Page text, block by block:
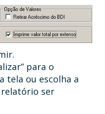
para o
tela ou escolha a
relatório ser